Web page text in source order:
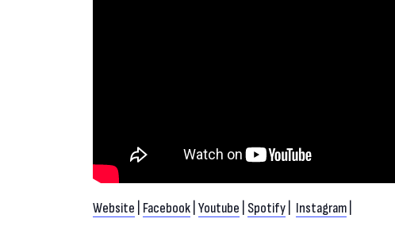
Website Facebook| Youtube Spotify| Instagram|